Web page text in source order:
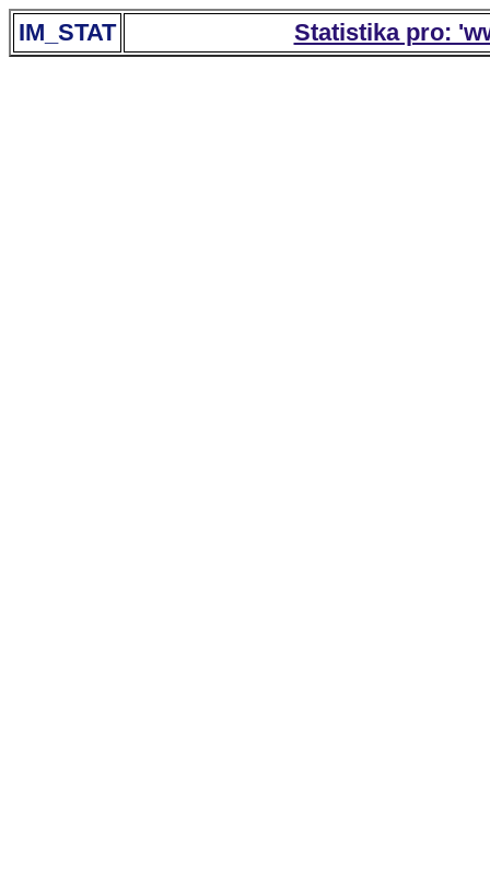
IM_STAT Statistika pro: